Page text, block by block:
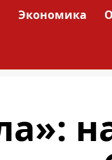
Экономика